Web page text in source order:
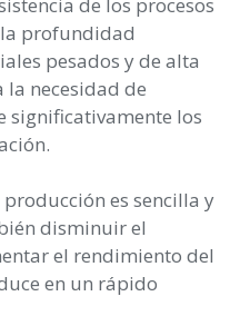
profundidad
pesados y de alta
necesidad de
significativamente los
es sencilla y
disminuir el
el rendimiento del
en un rápido